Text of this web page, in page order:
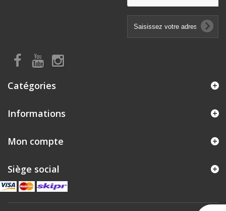
Catégories
Informations
Mon compte
Siège social